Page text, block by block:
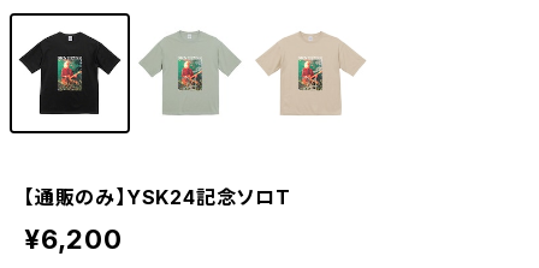
【通販のみ】YSK24記念ソロT
¥6,200